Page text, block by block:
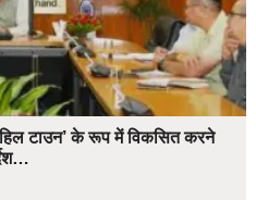
हिल टाउन’ के रूप में विकसित करने